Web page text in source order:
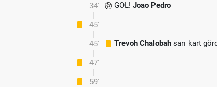
34' GOL! Joao Pedro
45'
45' Trevoh Chalobah sarı kart
47'
59'